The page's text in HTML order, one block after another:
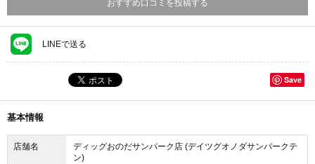
おすすめ口コミを投稿する
LINEで送る
Save
基本情報
店舗名
ディッグおのだサンパーク店 (デイツグオノダサンパークテ
ン)